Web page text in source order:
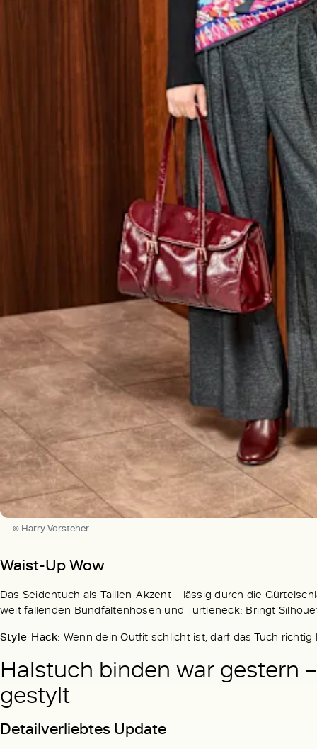
© Harry Vorsteher
Waist-Up Wow
Das Seidentuch als Taillen-Akzent – lässig durch die
weit fallenden Bundfaltenhosen und Turtleneck: Bringt
Style-Hack: Wenn dein Outfit schlicht ist, darf das Tuch
Halstuch binden war gestern
gestylt
Detailverliebtes Update